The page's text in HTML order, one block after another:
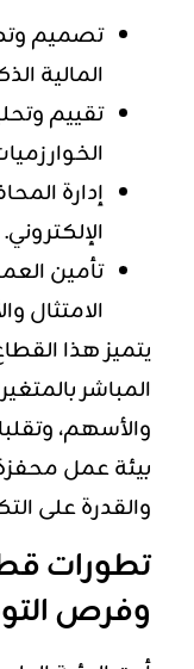
تصميم
المالية
تقييم
إدارة
الإلكتروني.
تأمين
الامتثال
يتميز هذا
المباشر
والأسهم،
بيئة عمل
والقدرة على
تطورات
وفرص